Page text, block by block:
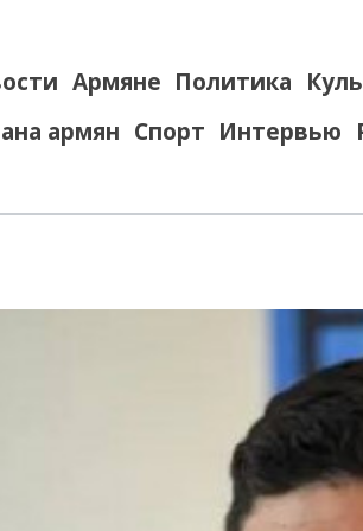
Армяне Политика
армян Спорт Интервью